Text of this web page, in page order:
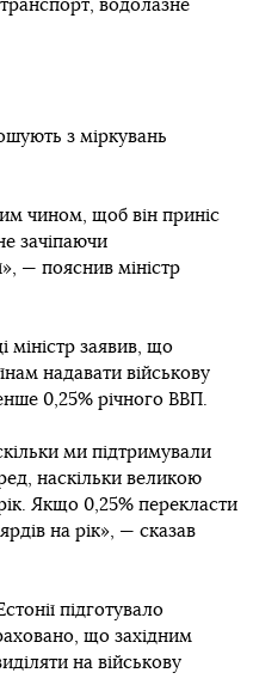
водолазне
з міркувань
чином, щоб він приніс
зачіпаючи
— пояснив міністр
міністр заявив, що
надавати військову
0,25% річного ВВП.
ми підтримували
наскільки великою
Якщо 0,25% перекласти
на рік», — сказав
підготувало
що західним
на військову